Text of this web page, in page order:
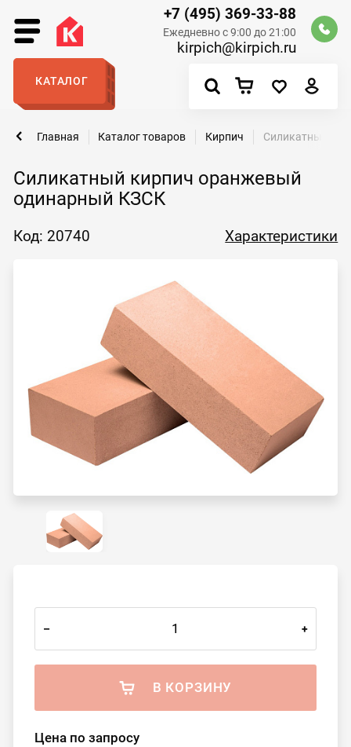
+7 (495) 369-33-88
Ежедневно с 9:00 до 21:00
kirpich@kirpich.ru
КАТАЛОГ
Силикатный кирпич оранжевый
одинарный КЗСК
Главная Каталог товаров Кирпич Силикатный
Код: 20740 Характеристики
– +
В КОРЗИНУ
Цена по запросу